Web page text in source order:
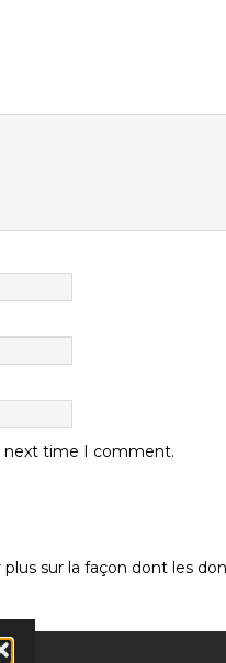
next time I comment.
plus sur la façon dont les